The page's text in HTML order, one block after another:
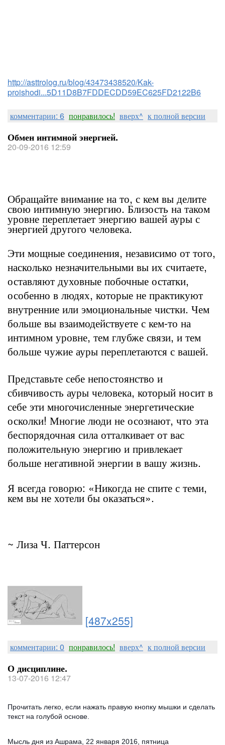
http://asttrolog.ru/blog/43473438520/Kak-
proishodi...5D11D8B7FDDECDD59EC625FD2122B6
комментарии: 6 понравилось! вверх^ к полной версии
Обмен интимной энергией.
20-09-2016 12:59
Обращайте внимание на то, с кем вы делите
свою интимную энергию. Близость на таком
уровне переплетает энергию вашей ауры с
энергией другого человека.
Эти мощные соединения, независимо от того,
насколько незначительными вы их считаете,
оставляют духовные побочные остатки,
особенно в людях, которые не практикуют
внутренние или эмоциональные чистки. Чем
больше вы взаимодействуете с кем-то на
интимном уровне, тем глубже связи, и тем
больше чужие ауры переплетаются с вашей.
Представьте себе непостоянство и
сбивчивость ауры человека, который носит в
себе эти многочисленные энергетические
осколки! Многие люди не осознают, что эта
беспорядочная сила отталкивает от вас
положительную энергию и привлекает
больше негативной энергии в вашу жизнь.
Я всегда говорю: «Никогда не спите с теми,
кем вы не хотели бы оказаться».
~ Лиза Ч. Паттерсон
[487x255]
комментарии: 0 понравилось! вверх^ к полной версии
О дисциплине.
13-07-2016 12:47
Прочитать легко, если нажать правую кнопку мышки и сделать
текст на голубой основе.
Мысль дня из Ашрама, 22 января 2016, пятница